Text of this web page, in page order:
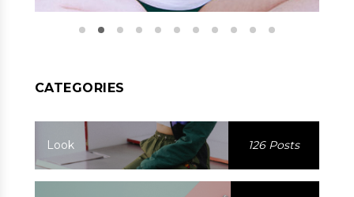
CATEGORIES
Look 126 Posts